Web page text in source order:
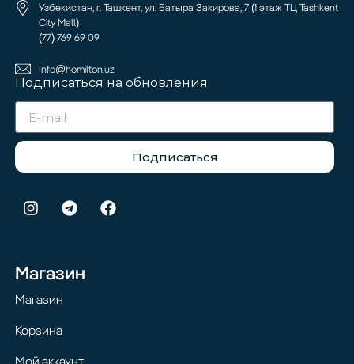
Узбекистан, г. Ташкент, ул. Батыра Закирова, 7 (1 этаж ТЦ Tashkent
City Mall)
(77) 769 69 09
Info@homilton.uz
Подписаться на обновления
Подписаться
Магазин
Магазин
Корзина